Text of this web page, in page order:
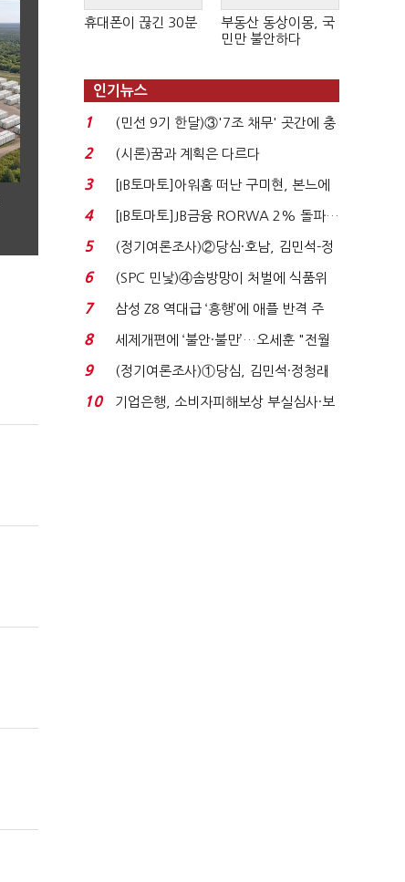
휴대폰이 끊긴 30분
부동산 동상이몽, 국
민만 불안하다
인기뉴스
1
(민선 9기 한달)③'7조 채무' 곳간에 충
격…추미애, 20년...
2 (시론)꿈과 계획은 다르다
3
[IB토마토]아워홈 떠난 구미현, 본느에
340억 베팅…가...
4
[IB토마토]JB금융 RORWA 2% 돌파…
실적 견인은 은행 ...
5
(정기여론조사)②당심·호남, 김민석-정
청래 '초접전'...
6
(SPC 민낯)④솜방망이 처벌에 식품위
생법 위반 반복...
7
삼성 Z8 역대급 ‘흥행’에 애플 반격 주
목…9월 ‘폴...
8
세제개편에 ‘불안·불만’…오세훈 "전월
세 구하기 더 ...
9
(정기여론조사)①당심, 김민석·정청래
'초접전'…대통령 ...
10
기업은행, 소비자피해보상 부실심사·보